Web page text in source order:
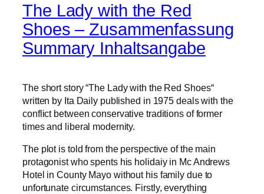
The Lady with the Red
Shoes – Zusammenfassung
Summary Inhaltsangabe
The short story “The Lady with the Red Shoes“
written by Ita Daily published in 1975 deals with the
conflict between conservative traditions of former
times and liberal modernity.
The plot is told from the perspective of the main
protagonist who spents his holidaiy in Mc Andrews
Hotel in County Mayo without his family due to
unfortunate circumstances. Firstly, everything